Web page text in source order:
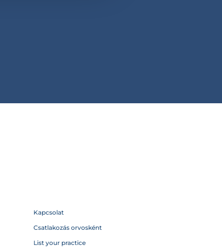
Kapcsolat
Csatlakozás orvosként
List your practice